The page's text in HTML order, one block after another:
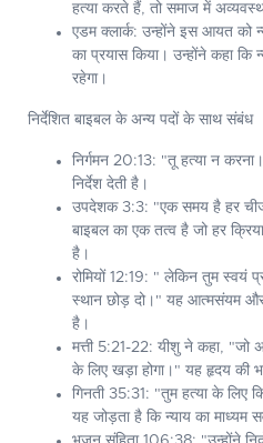
हत्या करते हैं, तो समाज में
एडम क्लार्क: उन्होंने इस आयत को
का प्रयास किया। उन्होंने कहा कि
रहेगा।
निर्देशित बाइबल के अन्य पदों के साथ संबंध
निर्गमन 20:13: "तू हत्या न
निर्देश देती है।
उपदेशक 3:3: "एक समय है हर
बाइबल का एक तत्व है जो हर
है।
रोमियों 12:19: " लेकिन तुम स्वयं
स्थान छोड़ दो।" यह आत्मसंयम और
है।
मत्ती 5:21-22: यीशु ने कहा, "जो
के लिए खड़ा होगा।" यह हृदय की
गिनती 35:31: "तुम हत्या के लिए
यह जोड़ता है कि न्याय का माध्यम